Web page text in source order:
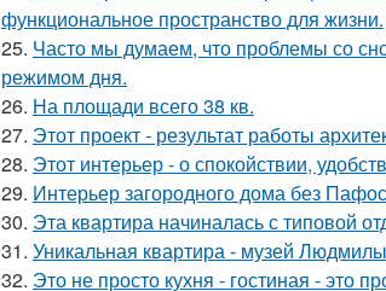
функциональное пространство для жизни.
25. Часто мы думаем, что проблемы со
режимом дня.
26. На площади всего 38 кв.
27. Этот проект - результат работы
28. Этот интерьер - о спокойствии,
29. Интерьер загородного дома без
30. Эта квартира начиналась с типовой
31. Уникальная квартира - музей
32. Это не просто кухня - гостиная - это